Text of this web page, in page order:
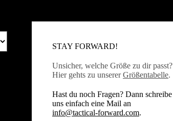
STAY FORWARD!
Unsicher, welche Größe zu dir passt?
Hier gehts zu unsererGrößentabelle.
Hast du noch Fragen? Dann schreibe
uns einfach eine Mail an
info@tactical-forward.com.